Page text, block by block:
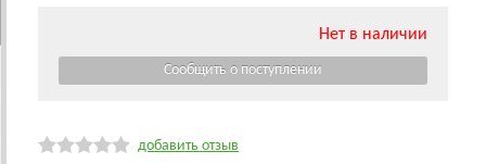
Нет в наличии
добавить отзыв